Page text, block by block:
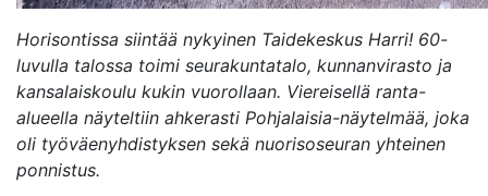
Horisontissa siintää nykyinen Taidekeskus Harri! 60-
luvulla talossa toimi seurakuntatalo, kunnanvirasto ja
kansalaiskoulu kukin vuorollaan. Viereisellä ranta-
alueella näyteltiin ahkerasti Pohjalaisia-näytelmää, joka
oli työväenyhdistyksen sekä nuorisoseuran yhteinen
ponnistus.